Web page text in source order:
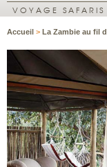
VOYAGE SAFARIS
Accueil > La Zambie au fil